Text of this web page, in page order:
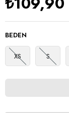
BEDEN
XS S